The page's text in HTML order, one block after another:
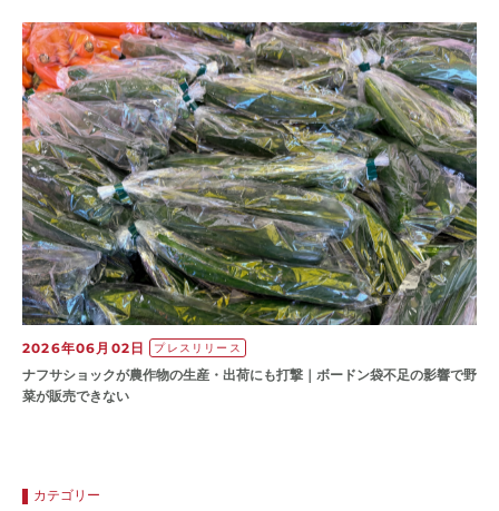
2026年06月02日 プレスリリース
ナフサショックが農作物の⽣産・出荷にも打撃｜ボードン袋不⾜の影響で野
菜が販売できない
カテゴリー